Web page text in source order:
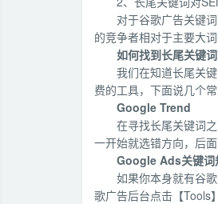
对于谷歌广告关键
的竞争者相对于主要大
如何找到长尾关键
我们在知道长尾关
费的工具，下面说几个常
Google Trend
在寻找长尾关键词
一开始就选错方向，后面
Google Ads关键词
如果你本身就有谷
歌广告后台点击【Tools